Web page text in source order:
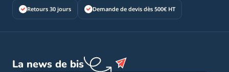
Retours 30 jours Demande de devis dès 500€ HT
La news de bis